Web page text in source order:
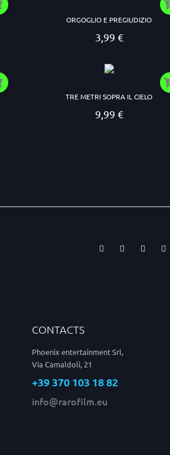
ORGOGLIO E PREGIUDIZIO
Prezzo
3,99 €
TRE METRI SOPRA IL CIELO
Prezzo
9,99 €
CONTACTS
Phoenix entertainment Srl,
Via Camaldoli, 21
+39 370 103 18 82
info@rarofilm.eu